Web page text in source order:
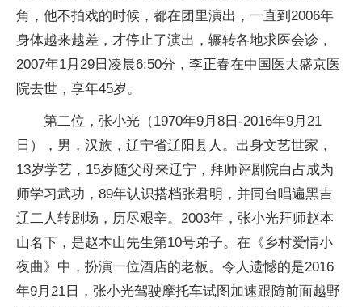
角，他不拍戏的时候，都在团里演出，一直到2006年
身体越来越差，才停止了演出，辗转各地求医会诊，
2007年1月29日凌晨6:50分，李正春在中国医大盛京医
院去世，享年45岁。
第二位，张小光（1970年9月8日-2016年9月21
日），男，汉族，辽宁省辽阳县人。出身文艺世家，
13岁学艺，15岁随父母来辽宁，拜师评剧院白占成为
师学习武功，89年认识搭档张君明，并同台唱遍黑吉
辽二人转剧场，历尽艰辛。2003年，张小光拜师赵本
山名下，是赵本山先生第10号弟子。在《乡村爱情小
夜曲》中，扮演一位酒店的老板。令人遗憾的是2016
年9月21日，张小光驾驶摩托车试图加速跟随前面越野